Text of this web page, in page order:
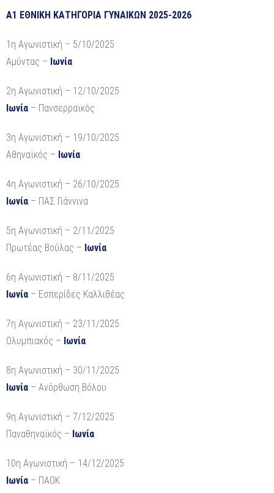
Α1 ΕΘΝΙΚΗ ΚΑΤΗΓΟΡΙΑ ΓΥΝΑΙΚΩΝ 2025-2026
1η Αγωνιστική – 5/10/2025
Αμύντας – Ιωνία
2η Αγωνιστική – 12/10/2025
Ιωνία – Πανσερραϊκός
3η Αγωνιστική – 19/10/2025
Αθηναϊκός – Ιωνία
4η Αγωνιστική – 26/10/2025
Ιωνία – ΠΑΣ Γιάννινα
5η Αγωνιστική – 2/11/2025
Πρωτέας Βούλας – Ιωνία
6η Αγωνιστική – 8/11/2025
Ιωνία – Εσπερίδες Καλλιθέας
7η Αγωνιστική – 23/11/2025
Ολυμπιακός – Ιωνία
8η Αγωνιστική – 30/11/2025
Ιωνία – Ανόρθωση Βόλου
9η Αγωνιστική – 7/12/2025
Παναθηναϊκός – Ιωνία
10η Αγωνιστική – 14/12/2025
Ιωνία – ΠΑΟΚ